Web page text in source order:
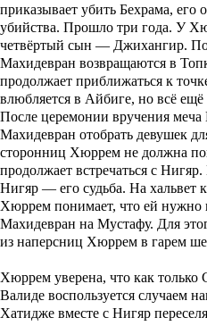
приказывает убить Бехрама, его
убийства. Прошло три года. У
четвёртый сын — Джихангир.
Махидевран возвращаются в
продолжает приближаться к
влюбляется в Айбиге, но всё
После церемонии вручения
Махидевран отобрать девушек
сторонниц Хюррем не должна
продолжает встречаться с
Нигяр — его судьба. На хальвет
Хюррем понимает, что ей нужно
Махидевран на Мустафу. Для
из наперсниц Хюррем в гарем
Хюррем уверена, что как только
Валиде воспользуется случаем
Хатидже вместе с Нигяр